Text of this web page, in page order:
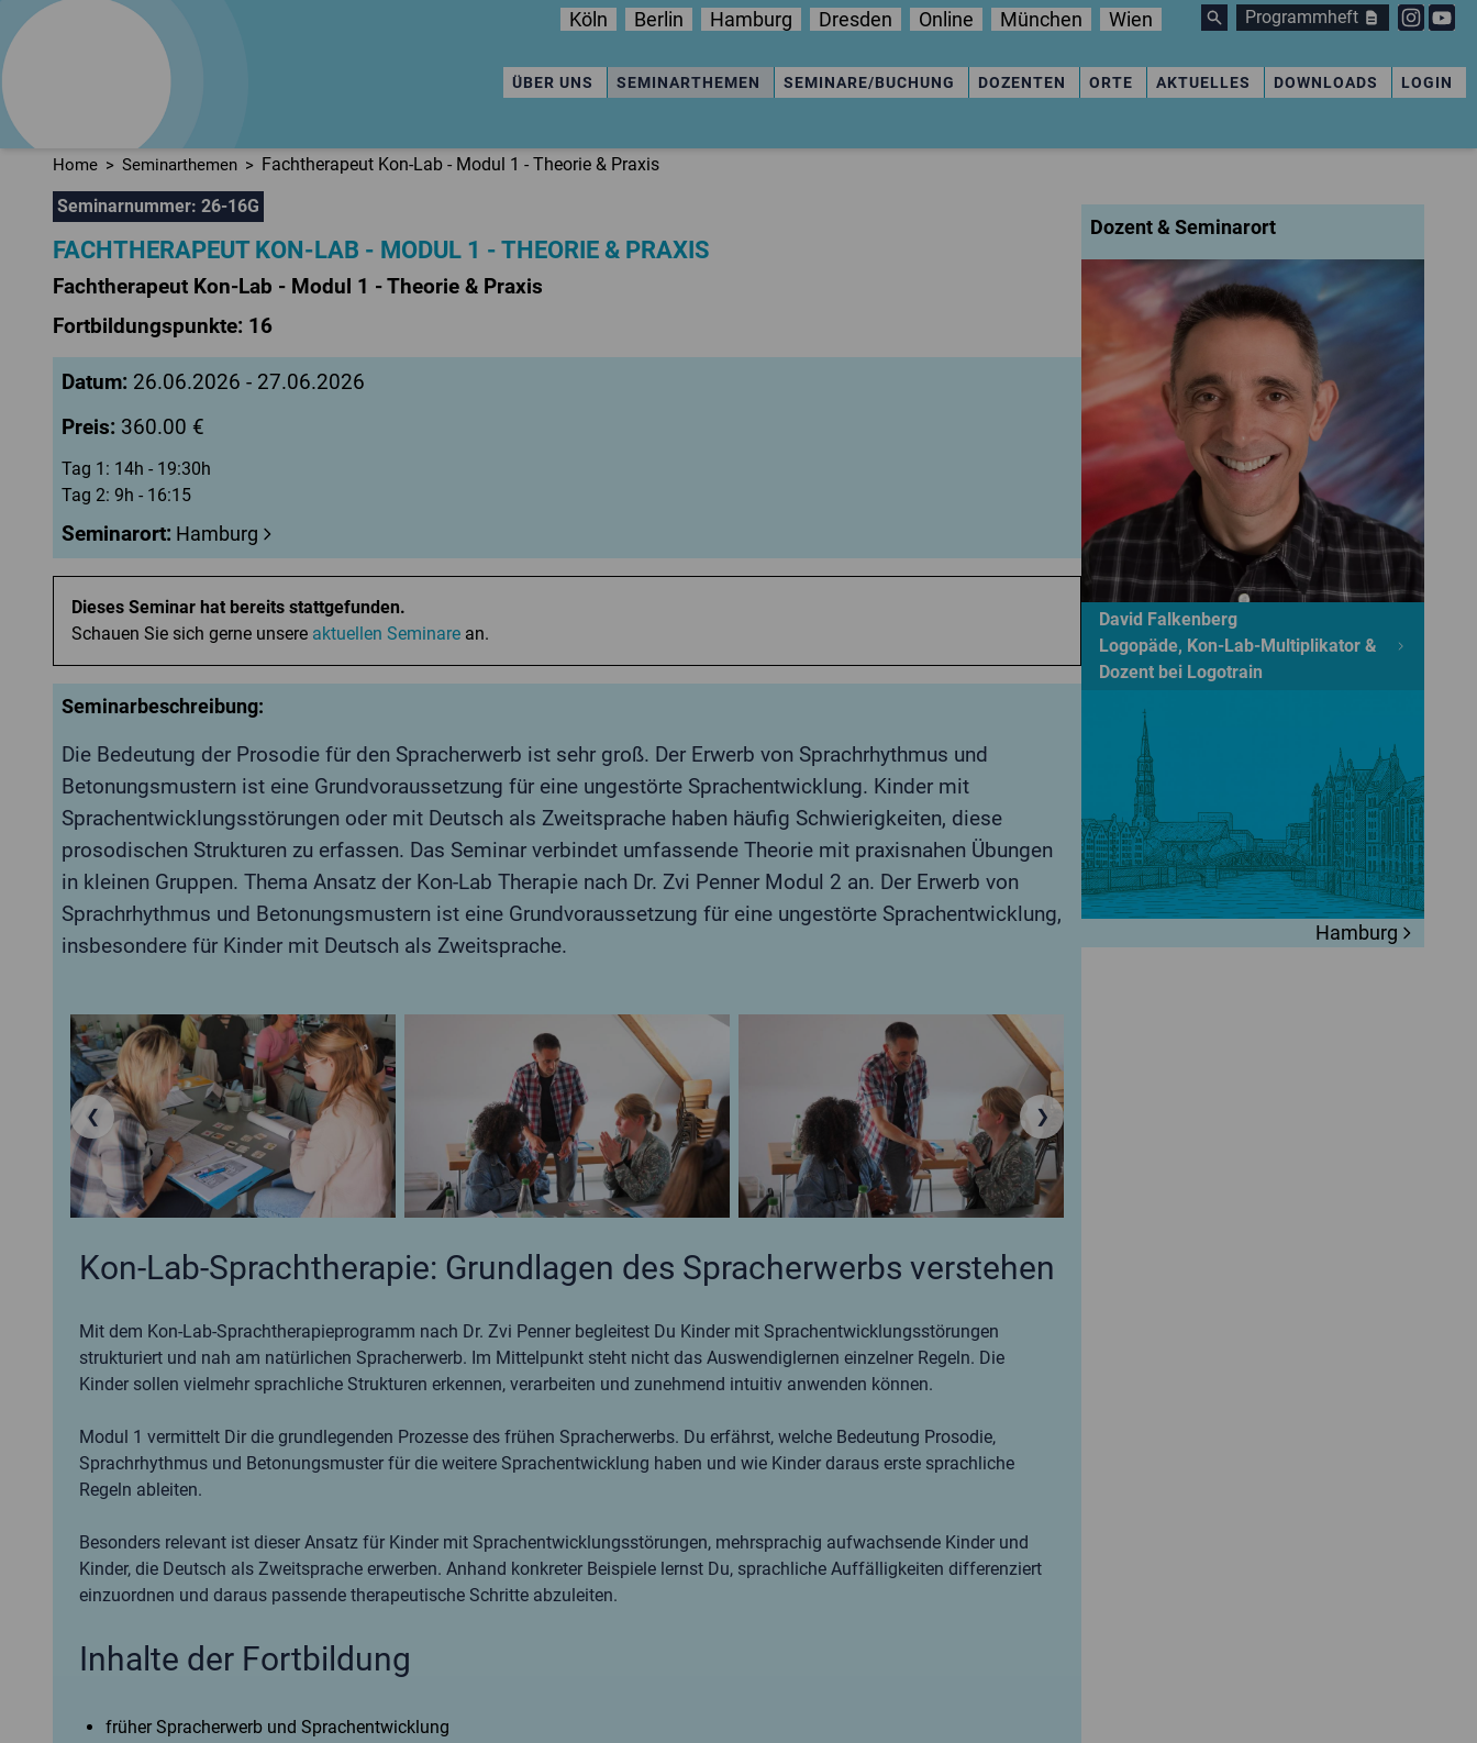
logo
ÜBER UNS SEMINARTHEMEN SEMINARE/BUCHUNG DOZENTEN ORTE AKTUELLES DOWNLOADS LOGIN
Köln Berlin Hamburg Dresden Online München Wien Programmheft
Home Seminarthemen
Fachtherapeut Kon-Lab - Modul 1 - Theorie & Praxis
Seminarnummer: 26-16G
FACHTHERAPEUT KON-LAB - MODUL 1 - THEORIE & PRAXIS
Fachtherapeut Kon-Lab - Modul 1 - Theorie & Praxis
Fortbildungspunkte: 16
Datum: 26.06.2026 - 27.06.2026
Preis: 360.00 €
Tag 1: 14h - 19:30h
Tag 2: 9h - 16:15
Seminarort: Hamburg
Dieses Seminar hat bereits stattgefunden.
Schauen Sie sich gerne unsere aktuellen Seminare an.
Seminarbeschreibung:
Die Bedeutung der Prosodie für den Spracherwerb ist sehr groß. Der Erwerb von Sprachrhythmus und
Betonungsmustern ist eine Grundvoraussetzung für eine ungestörte Sprachentwicklung. Kinder mit
Sprachentwicklungsstörungen oder mit Deutsch als Zweitsprache haben häufig Schwierigkeiten, diese
prosodischen Strukturen zu erfassen. Das Seminar verbindet umfassende Theorie mit praxisnahen Übungen
in kleinen Gruppen. Thema Ansatz der Kon-Lab Therapie nach Dr. Zvi Penner Modul 2 an. Der Erwerb von
Sprachrhythmus und Betonungsmustern ist eine Grundvoraussetzung für eine ungestörte Sprachentwicklung,
insbesondere für Kinder mit Deutsch als Zweitsprache.
❮ ❯
Kon-Lab-Sprachtherapie: Grundlagen des Spracherwerbs verstehen
Mit dem Kon-Lab-Sprachtherapieprogramm nach Dr. Zvi Penner begleitest Du Kinder mit Sprachentwicklungsstörungen
strukturiert und nah am natürlichen Spracherwerb. Im Mittelpunkt steht nicht das Auswendiglernen einzelner Regeln. Die
Kinder sollen vielmehr sprachliche Strukturen erkennen, verarbeiten und zunehmend intuitiv anwenden können.
Modul 1 vermittelt Dir die grundlegenden Prozesse des frühen Spracherwerbs. Du erfährst, welche Bedeutung Prosodie,
Sprachrhythmus und Betonungsmuster für die weitere Sprachentwicklung haben und wie Kinder daraus erste sprachliche
Regeln ableiten.
Besonders relevant ist dieser Ansatz für Kinder mit Sprachentwicklungsstörungen, mehrsprachig aufwachsende Kinder und
Kinder, die Deutsch als Zweitsprache erwerben. Anhand konkreter Beispiele lernst Du, sprachliche Auffälligkeiten differenziert
einzuordnen und daraus passende therapeutische Schritte abzuleiten.
Inhalte der Fortbildung
früher Spracherwerb und Sprachentwicklung
Dozent & Seminarort
David Falkenberg
Logopäde, Kon-Lab-Multiplikator &
Dozent bei Logotrain
Hamburg